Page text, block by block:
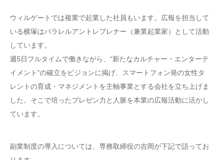
ウィルゲートでは複業で起業した社員もいます。広報を担当して
いる横塚はパラレルアントレプレナー（兼業起業家）として活動
しています。
週5日フルタイムで働きながら、“新たなカルチャー・エンターテ
イメント”の確立をビジョンに掲げ、スマートフォン発の女性タ
レントの育成・マネジメントを主軸事業とする会社を立ち上げま
した。そこで培ったプレゼン力と人脈を本業の広報活動に活かし
ています。
副業制度の導入については、専務取締役の吉岡が下記で語ってお